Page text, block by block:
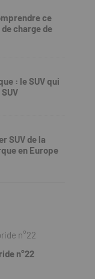
ce
charge de
: le SUV qui
SUV de la
en Europe
n°22